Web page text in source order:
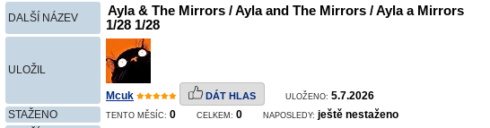
DALŠÍ NÁZEV
Ayla & The Mirrors / Ayla and The Mirrors / Ayla a Mirrors
1/28 1/28
ULOŽIL
Mcuk DÁT HLAS ULOŽENO: 5.7.2026
STAŽENO
TENTO MĚSÍC: 0 CELKEM: 0 NAPOSLEDY: ještě nestaženo